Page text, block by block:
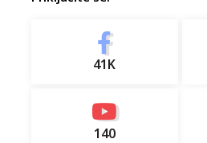
41K
140